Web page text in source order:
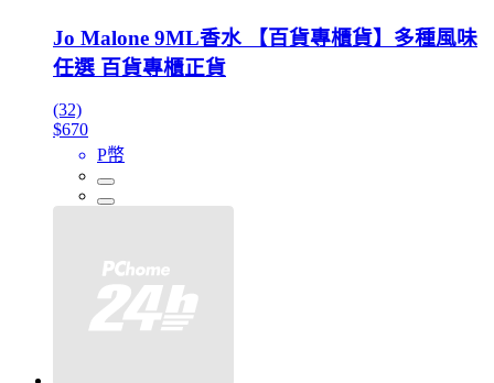
Jo Malone 9ML香水 【百貨專櫃貨】多種風味
任選 百貨專櫃正貨
(32)
$670
P幣